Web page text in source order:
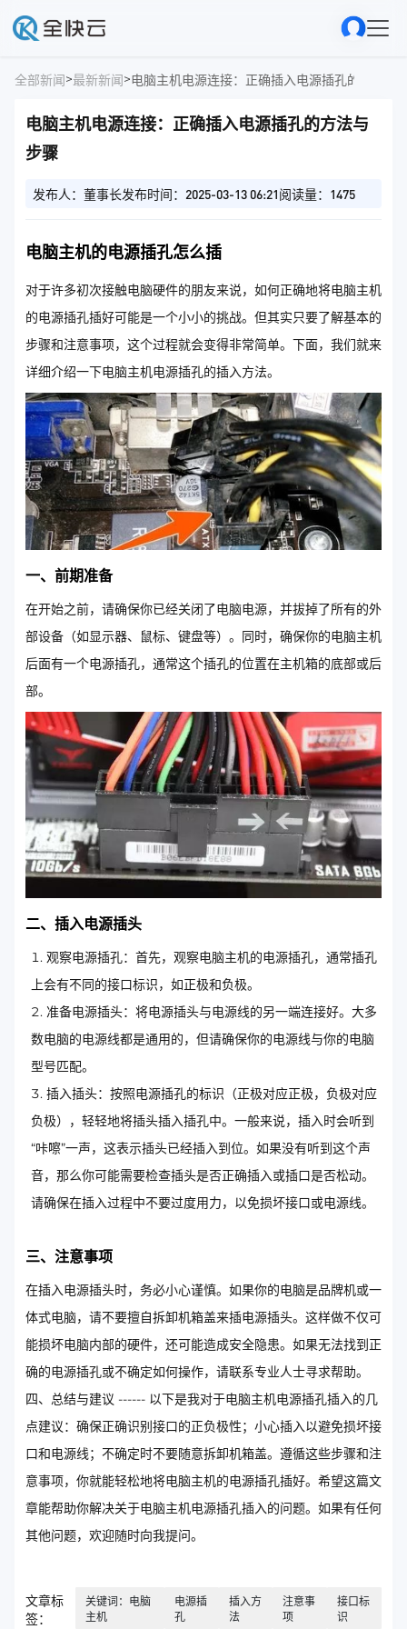
全部新闻>最新新闻>电脑主机电源连接：正确插入电源插孔的方法与
电脑主机电源连接：正确插入电源插孔的方法与
步骤
发布人：董事长发布时间：2025-03-13 06:21阅读量：1475
电脑主机的电源插孔怎么插
对于许多初次接触电脑硬件的朋友来说，如何正确地将电脑主机
的电源插孔插好可能是一个小小的挑战。但其实只要了解基本的
步骤和注意事项，这个过程就会变得非常简单。下面，我们就来
详细介绍一下电脑主机电源插孔的插入方法。
一、前期准备
在开始之前，请确保你已经关闭了电脑电源，并拔掉了所有的外
部设备（如显示器、鼠标、键盘等）。同时，确保你的电脑主机
后面有一个电源插孔，通常这个插孔的位置在主机箱的底部或后
部。
二、插入电源插头
观察电源插孔：首先，观察电脑主机的电源插孔，通常插孔
上会有不同的接口标识，如正极和负极。
准备电源插头：将电源插头与电源线的另一端连接好。大多
数电脑的电源线都是通用的，但请确保你的电源线与你的电脑
型号匹配。
插入插头：按照电源插孔的标识（正极对应正极，负极对应
负极），轻轻地将插头插入插孔中。一般来说，插入时会听到
“咔嚓”一声，这表示插头已经插入到位。如果没有听到这个声
音，那么你可能需要检查插头是否正确插入或插口是否松动。
请确保在插入过程中不要过度用力，以免损坏接口或电源线。
三、注意事项
在插入电源插头时，务必小心谨慎。如果你的电脑是品牌机或一
体式电脑，请不要擅自拆卸机箱盖来插电源插头。这样做不仅可
能损坏电脑内部的硬件，还可能造成安全隐患。如果无法找到正
确的电源插孔或不确定如何操作，请联系专业人士寻求帮助。
四、总结与建议 ------ 以下是我对于电脑主机电源插孔插入的几
点建议：确保正确识别接口的正负极性；小心插入以避免损坏接
口和电源线；不确定时不要随意拆卸机箱盖。遵循这些步骤和注
意事项，你就能轻松地将电脑主机的电源插孔插好。希望这篇文
章能帮助你解决关于电脑主机电源插孔插入的问题。如果有任何
其他问题，欢迎随时向我提问。
文章标
签：
关键词：电脑
主机
电源插
孔
插入方
法
注意事
项
接口标
识